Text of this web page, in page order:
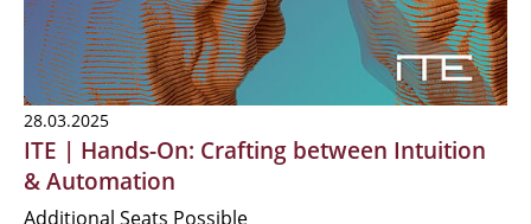
28.03.2025
ITE | Hands-On: Crafting between Intuition
& Automation
Additional Seats Possible